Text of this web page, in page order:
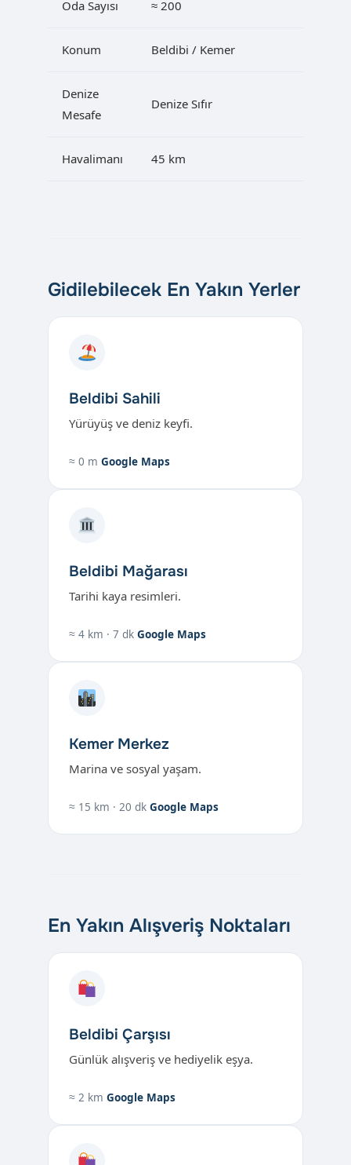
Oda Sayısı ≈ 200
Konum Beldibi / Kemer
Denize
Mesafe
Denize Sıfır
Havalimanı 45 km
Gidilebilecek En Yakın Yerler
Beldibi Sahili
Yürüyüş ve deniz keyfi.
≈ 0 m Google Maps
Beldibi Mağarası
Tarihi kaya resimleri.
≈ 4 km · 7 dk Google Maps
Kemer Merkez
Marina ve sosyal yaşam.
≈ 15 km · 20 dk Google Maps
En Yakın Alışveriş Noktaları
Beldibi Çarşısı
Günlük alışveriş ve hediyelik eşya.
≈ 2 km Google Maps